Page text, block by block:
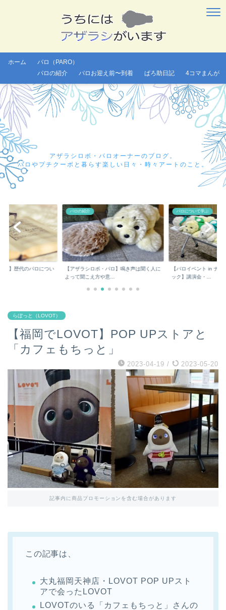
ホーム
パロ（PARO）
パロの紹介
パロお迎え前〜到着 ぱろ助日記 4コマまんが
アザラシロボ・パロオーナーのブログ。
パロやプチクーボと暮らす楽しい日々・時々アートのこと。
ロ】鳴き声は聞く人に
パロについて学ぶ
【パロイベント in ナゴヤガーデンクリニ
ック】講演会・...
パロについて学ぶ
あなたが知りたい・見
は？
らぼっと（LOVOT）
【福岡でLOVOT】POP UPストアと
「カフェもちっと」
2023-04-19 / 2023-05-20
記事内に商品プロモーションを含む場合があります
この記事は、
大丸福岡天神店・LOVOT POP UPスト
アで会ったLOVOT
LOVOTのいる「カフェもちっと」さんの